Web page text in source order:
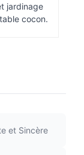
jardinage
cocon.
et Sincère